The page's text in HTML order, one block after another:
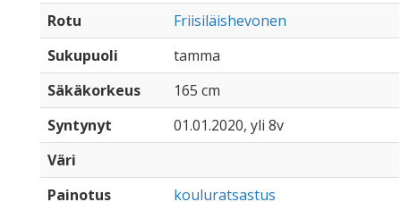
Rotu
Friisiläishevonen
Sukupuoli
tamma
Säkäkorkeus
165 cm
Syntynyt
01.01.2020, yli 8v
Väri
Painotus
kouluratsastus